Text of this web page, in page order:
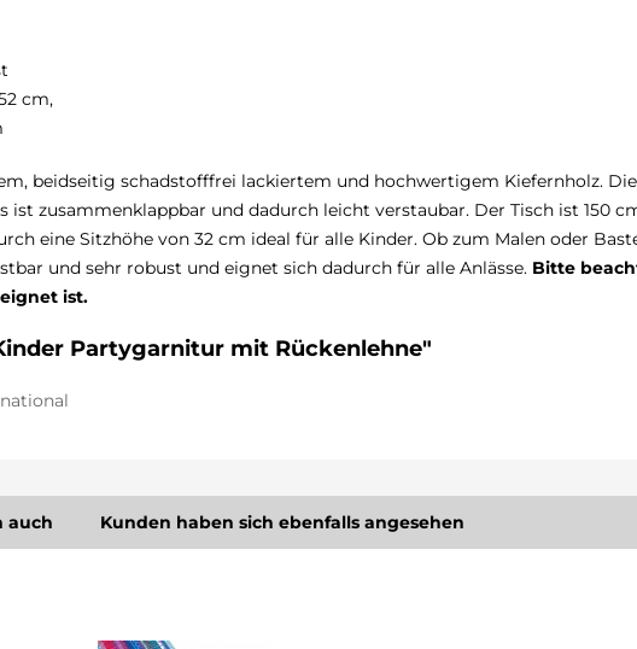
cm,
beidseitig schadstofffrei lackiertem und hochwertigem Kiefernholz.
ist zusammenklappbar und dadurch leicht verstaubar. Der Tisch ist 150
eine Sitzhöhe von 32 cm ideal für alle Kinder. Ob zum Malen oder
und sehr robust und eignet sich dadurch für alle Anlässe. Bitte
ist.
Partygarnitur mit Rückenlehne"
auch Kunden haben sich ebenfalls angesehen